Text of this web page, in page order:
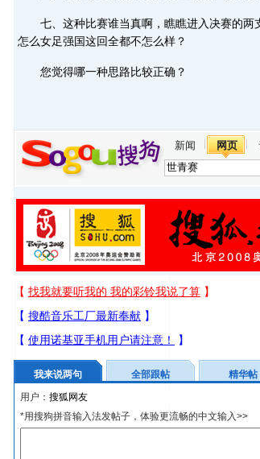
七、这种比赛谁当真啊，瞧瞧进入决赛的两
怎么女足强国这回全都不怎么样？
您觉得哪一种思路比较正确？
新闻 网页
我来说两句 全部跟帖 精华帖
用户：
*用搜狗拼音输入法发帖子，体验更流畅的中文输入>>